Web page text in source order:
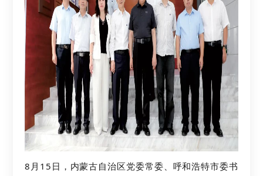
8月15日，内蒙古自治区党委常委、呼和浩特市委书